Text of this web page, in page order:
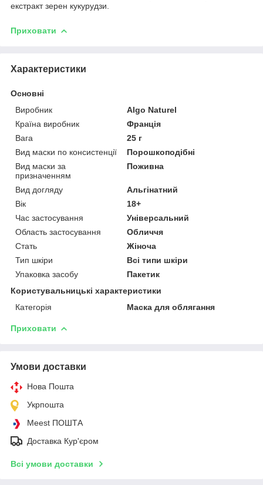
екстракт зерен кукурудзи.
Приховати
Характеристики
Основні
Виробник
Algo Naturel
Країна виробник
Франція
Вага
25 г
Вид маски по консистенції
Порошкоподібні
Вид маски за
призначенням
Поживна
Вид догляду
Альгінатний
Вік
18+
Час застосування
Універсальний
Область застосування
Обличчя
Стать
Жіноча
Тип шкіри
Всі типи шкіри
Упаковка засобу
Пакетик
Користувальницькі характеристики
Категорія
Маска для облягання
Приховати
Умови доставки
Нова Пошта
Укрпошта
Meest ПОШТА
Доставка Кур'єром
Всі умови доставки